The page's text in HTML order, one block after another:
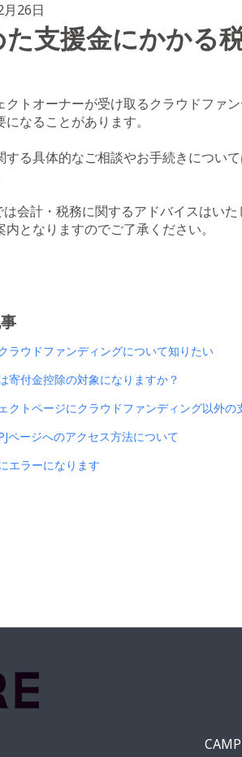
26日
支援金にかかる
クトオーナーが受け取るクラウドファ
になることがあります。
する具体的なご相談やお手続きについ
会計・税務に関するアドバイスはい
内となりますのでご了承ください。
ラウドファンディングについて知りたい
寄付金控除の対象になりますか？
クトページにクラウドファンディング以外
ページへのアクセス方法について
エラーになります